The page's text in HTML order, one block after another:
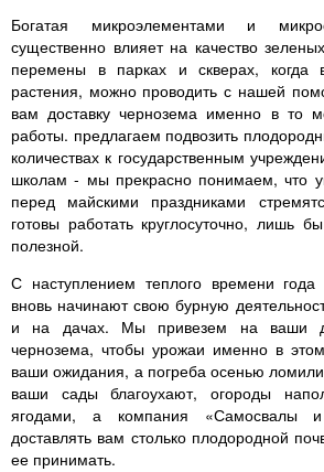
Богатая микроэлементами и
существенно влияет на качество
перемены в парках и скверах, когда
растения, можно проводить с нашей
вам доставку чернозема именно в то
работы. предлагаем подвозить
количествах к государственным
школам - мы прекрасно понимаем, что
перед майскими праздниками
готовы работать круглосуточно,
полезной.
С наступлением теплого времени
вновь начинают свою бурную
и на дачах. Мы привезем на ваши
чернозема, чтобы урожаи именно в
ваши ожидания, а погреба осенью
ваши сады благоухают, огороды
ягодами, а компания «Самосвалы и
доставлять вам столько плодородной
ее принимать.